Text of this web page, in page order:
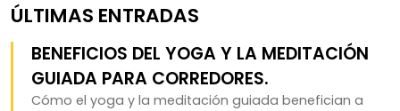
ÚLTIMAS ENTRADAS
BENEFICIOS DEL YOGA Y LA MEDITACIÓN
GUIADA PARA CORREDORES.
Cómo el yoga y la meditación guiada benefician a